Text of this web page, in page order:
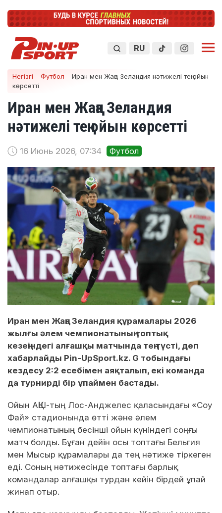
RU
Негізгі – Футбол – Иран мен Жаңа Зеландия нәтижелі тең ойын
көрсетті
Иран мен Жаңа Зеландия
нәтижелі тең ойын көрсетті
16 Июнь 2026, 07:34 Футбол
Иран мен Жаңа Зеландия құрамалары 2026
жылғы әлем чемпионатының топтық
кезеңіндегі алғашқы матчында тең түсті, деп
хабарлайды Pin-UpSport.kz. G тобындағы
кездесу 2:2 есебімен аяқталып, екі команда
да турнирді бір ұпаймен бастады.
Ойын АҚШ-тың Лос-Анджелес қаласындағы «Соу
Фай» стадионында өтті және әлем
чемпионатының бесінші ойын күніндегі соңғы
матч болды. Бұған дейін осы топтағы Бельгия
мен Мысыр құрамалары да тең нәтиже тіркеген
еді. Соның нәтижесінде топтағы барлық
командалар алғашқы турдан кейін бірдей ұпай
жинап отыр.